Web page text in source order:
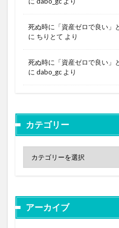
死ぬ時に「資産ゼロで良い」
に ちりとて より
死ぬ時に「資産ゼロで良い」
に dabo_gc より
カテゴリー
アーカイブ